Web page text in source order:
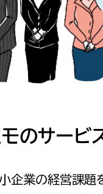
のサービ
企業の経営課題